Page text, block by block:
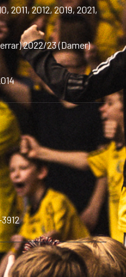
2011, 2012, 2019, 2021,
2022/23 (Damer)